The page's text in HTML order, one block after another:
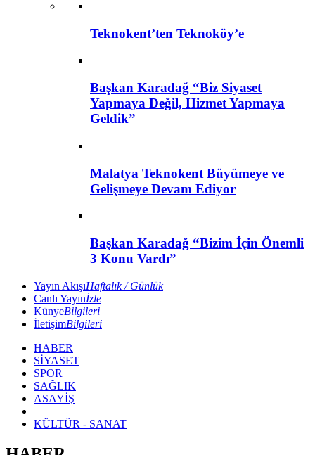
Teknokent’ten Teknoköy’e
Başkan Karadağ “Biz Siyaset
Yapmaya Değil, Hizmet Yapmaya
Geldik”
Malatya Teknokent Büyümeye ve
Gelişmeye Devam Ediyor
Başkan Karadağ “Bizim İçin Önemli
3 Konu Vardı”
Yayın AkışıHaftalık / Günlük
Canlı Yayınİzle
KünyeBilgileri
İletişimBilgileri
HABER
SİYASET
SPOR
SAĞLIK
ASAYİŞ
KÜLTÜR - SANAT